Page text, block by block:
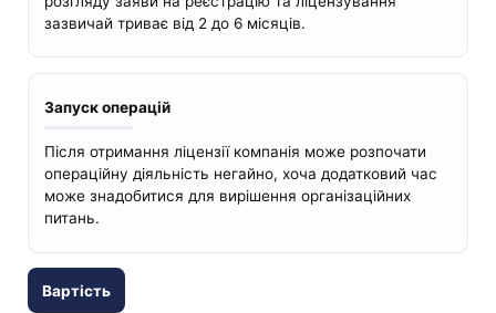
зазвичай триває від 2 до 6 місяців.
Запуск операцій
Після отримання ліцензії компанія може розпочати
операційну діяльність негайно, хоча додатковий час
може знадобитися для вирішення організаційних
питань.
Вартість